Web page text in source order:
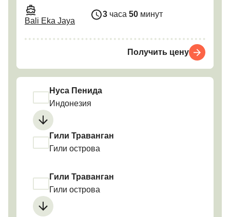
Bali Eka Jaya
3 часа 50 минут
Получить цену
Нуса Пенида
Индонезия
Гили Траванган
Гили острова
Гили Траванган
Гили острова